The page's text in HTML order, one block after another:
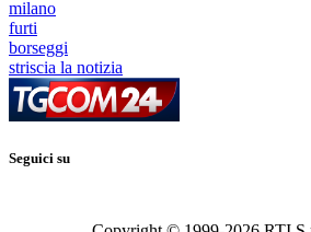
milano
furti
borseggi
striscia la notizia
Seguici su